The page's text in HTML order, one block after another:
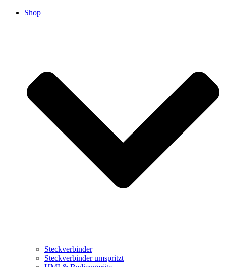
Shop
Steckverbinder
Steckverbinder umspritzt